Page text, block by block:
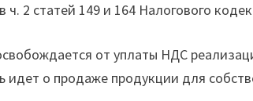
ч. 2 статей 149 и 164 Налогового
от уплаты НДС
идет о продаже продукции для